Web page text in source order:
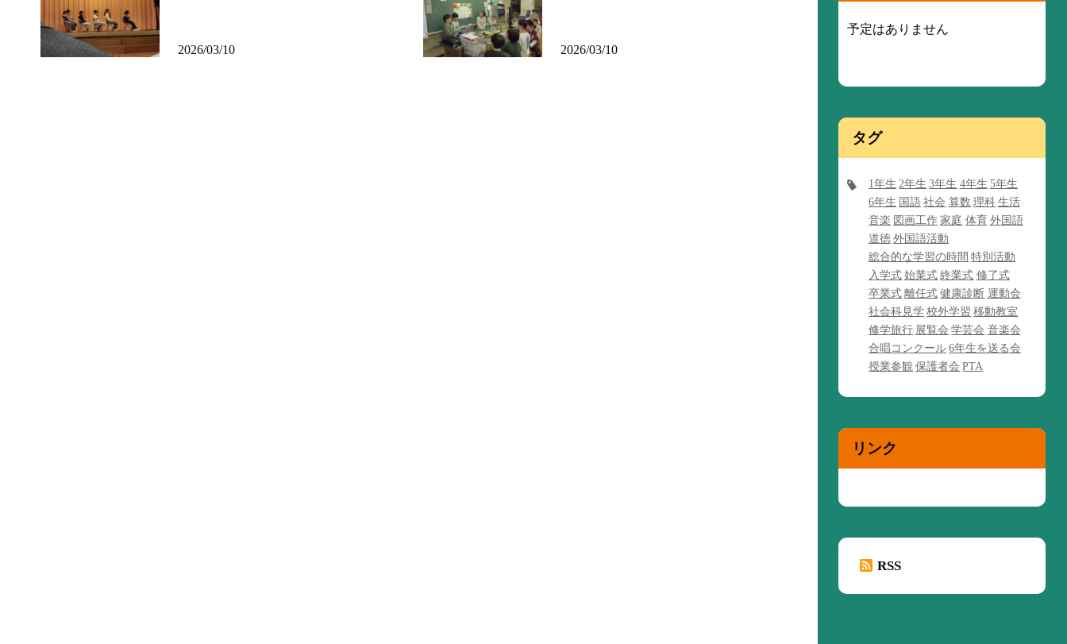
2026/03/10 2026/03/10
予定はありません
タグ
1年生 2年生 3年生 4年生 5年生
6年生 国語 社会 算数 理科 生活
音楽 図画工作 家庭 体育 外国語
道徳 外国語活動
総合的な学習の時間 特別活動
入学式 始業式 終業式 修了式
卒業式 離任式 健康診断 運動会
社会科見学 校外学習 移動教室
修学旅行 展覧会 学芸会 音楽会
合唱コンクール 6年生を送る会
授業参観 保護者会 PTA
リンク
RSS